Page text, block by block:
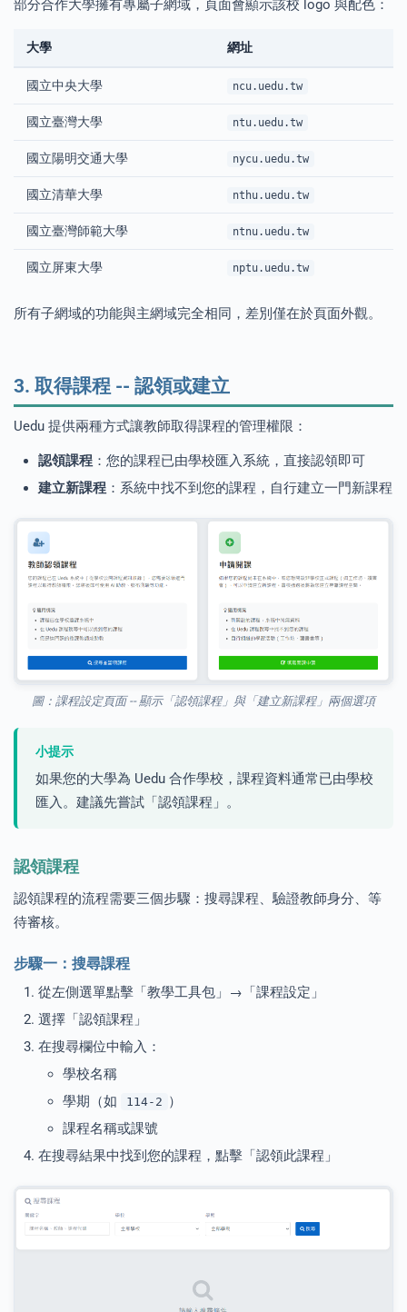
部分合作大學擁有專屬子網域，頁面會顯示該校 logo 與配色：
大學 網址
國立中央大學 ncu.uedu.tw
國立臺灣大學 ntu.uedu.tw
國立陽明交通大學 nycu.uedu.tw
國立清華大學 nthu.uedu.tw
國立臺灣師範大學 ntnu.uedu.tw
國立屏東大學 nptu.uedu.tw
所有子網域的功能與主網域完全相同，差別僅在於頁面外觀。
3. 取得課程 -- 認領或建立
Uedu 提供兩種方式讓教師取得課程的管理權限：
認領課程：您的課程已由學校匯入系統，直接認領即可
建立新課程：系統中找不到您的課程，自行建立一門新課程
圖：課程設定頁面 -- 顯示「認領課程」與「建立新課程」兩個選項
小提示
如果您的大學為 Uedu 合作學校，課程資料通常已由學校
匯入。建議先嘗試「認領課程」。
認領課程
認領課程的流程需要三個步驟：搜尋課程、驗證教師身分、等
待審核。
步驟一：搜尋課程
從左側選單點擊「教學工具包」→「課程設定」
選擇「認領課程」
在搜尋欄位中輸入：
學校名稱
學期（如
114-2 ）
課程名稱或課號
在搜尋結果中找到您的課程，點擊「認領此課程」